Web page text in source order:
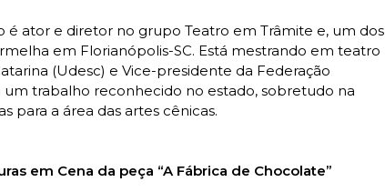
é ator e diretor no grupo Teatro em Trâmite e, um dos
em Florianópolis-SC. Está mestrando em teatro
(Udesc) e Vice-presidente da Federação
um trabalho reconhecido no estado, sobretudo na
para a área das artes cênicas.
em Cena da peça “A Fábrica de Chocolate”